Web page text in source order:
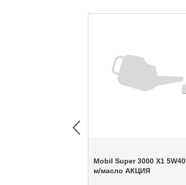
Mobil Super 3000 X1 5W40 5л
м/масло АКЦИЯ